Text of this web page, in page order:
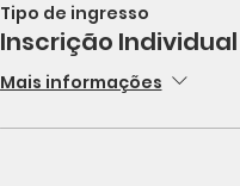
Tipo de ingresso
Inscrição Individual
Mais informações